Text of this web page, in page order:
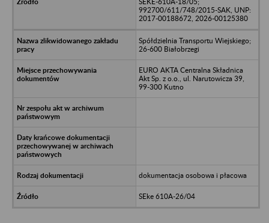
992700/611/748/2015-SAK, UNP:
2017-00188672, 2026-00125380
Spółdzielnia Transportu Wiejskiego;
26-600 Białobrzegi
EURO AKTA Centralna Składnica
Akt Sp. z o.o., ul. Narutowicza 39,
99-300 Kutno
dokumentacja osobowa i płacowa
SEke 610A-26/04